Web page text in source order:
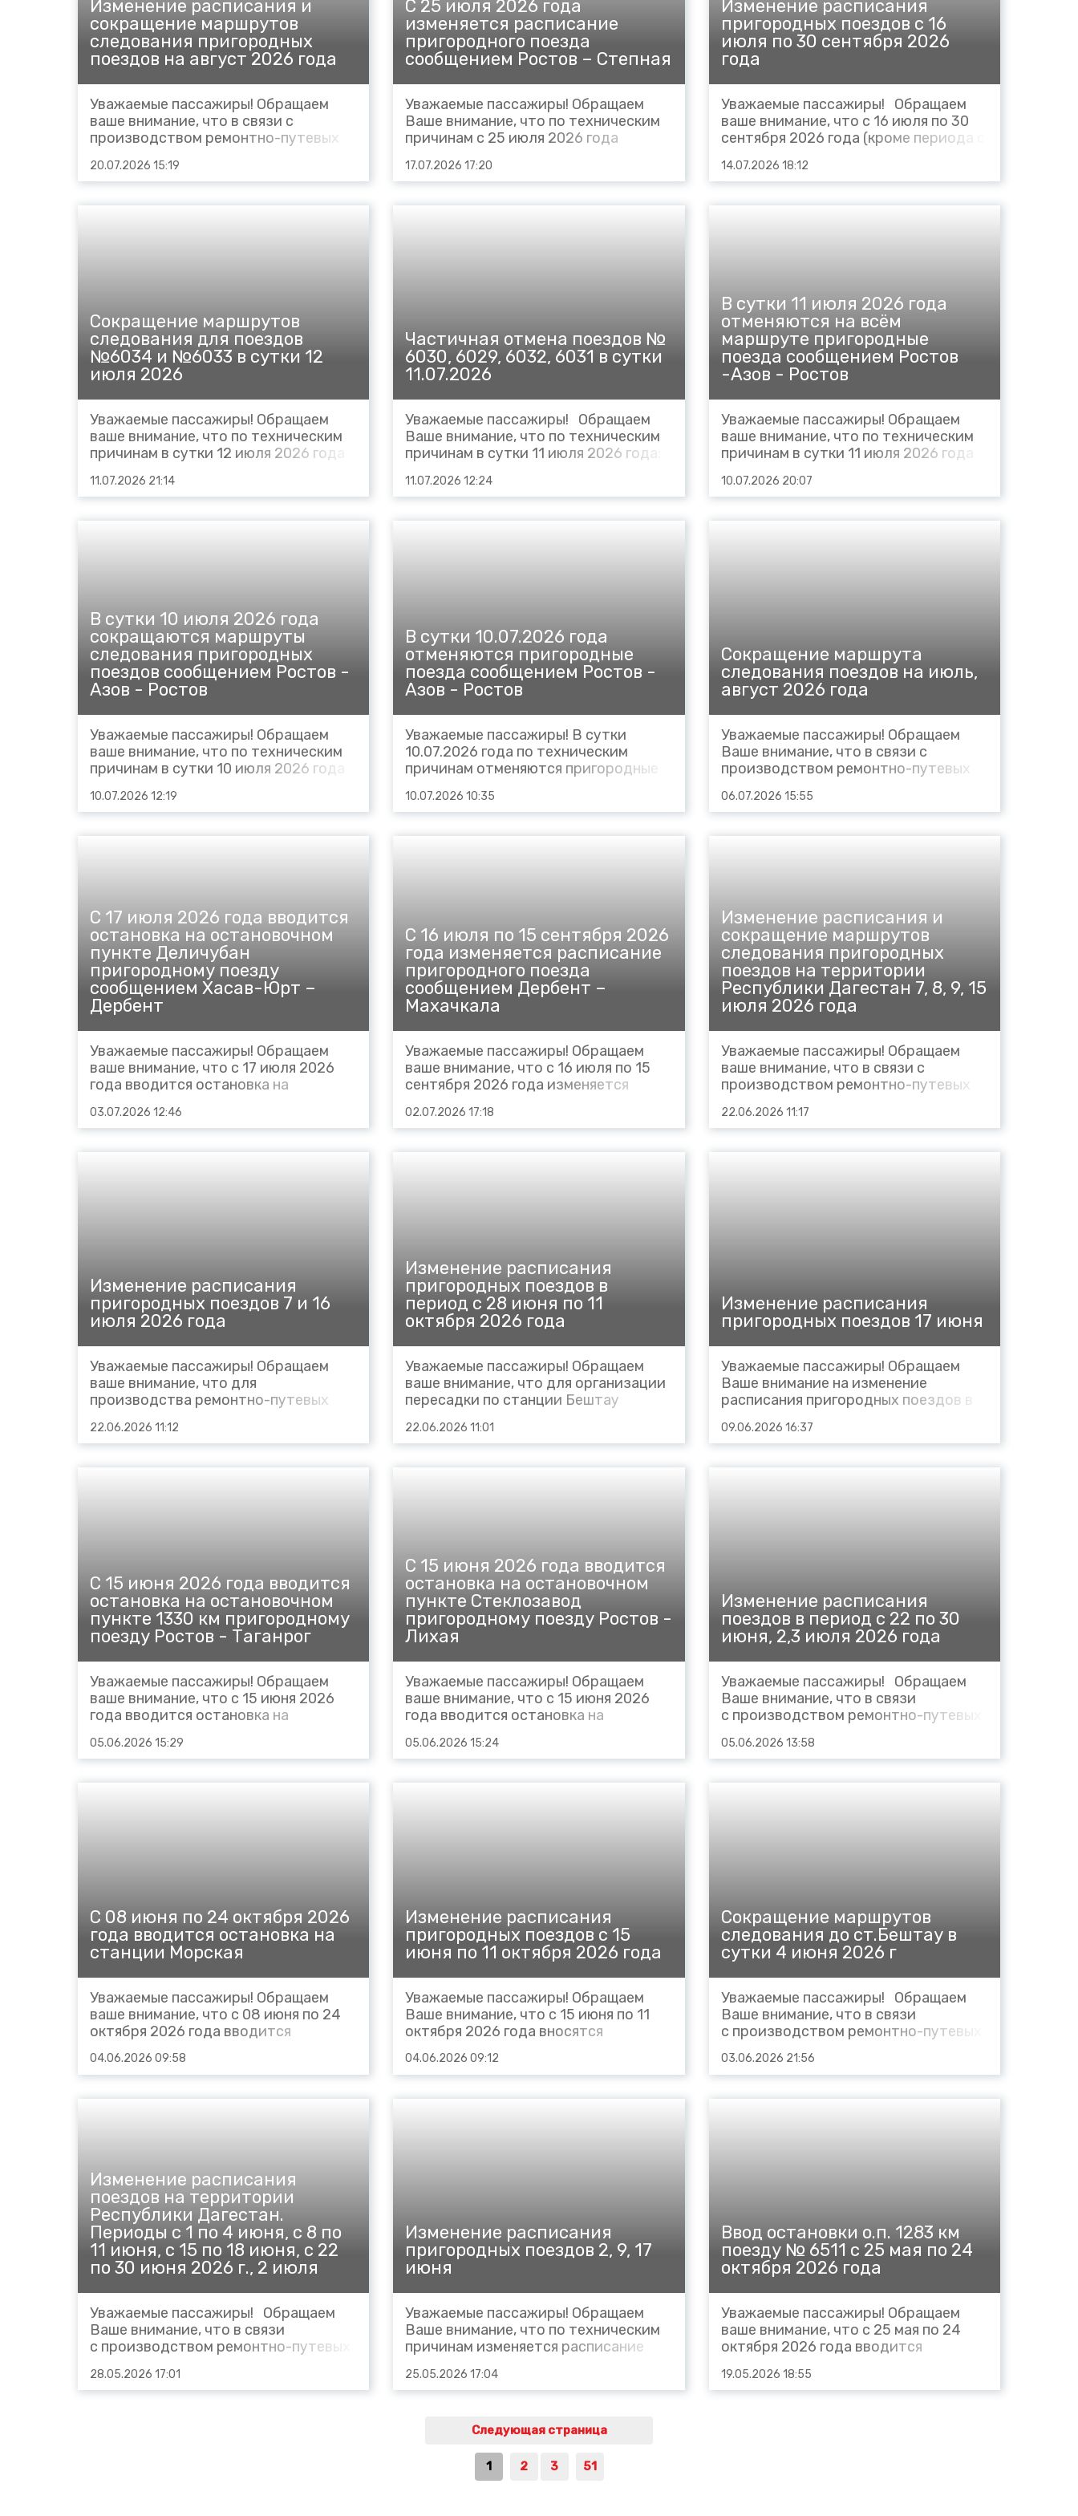
Cхемы обращения
пригородных поездов
Справочник по
остановочным пунктам и
Изменение расписания и
сокращение маршрутов
следования пригородных
поездов на август 2026 года
Уважаемые пассажиры! Обращаем
ваше внимание, что в связи с
производством ремонтно-путевых
следования пригородных поездов: в
сутки 1, 2, 3, 4, 5 августа 2026 года: №
6695 Дербент – Кизилюрт (вместо
20.07.2026 15:19
С 25 июля 2026 года
изменяется расписание
пригородного поезда
сообщением Ростов – Степная
Уважаемые пассажиры! Обращаем
Ваше внимание, что по техническим
причинам с 25 июля 2026 года
пригородного поезда №6060 Ростов
– Степная следующим порядком:
№6060 Ростов – Степная
17.07.2026 17:20
Изменение расписания
пригородных поездов с 16
июля по 30 сентября 2026
года
Уважаемые пассажиры! Обращаем
ваше внимание, что с 16 июля по 30
сентября 2026 года (кроме периода с
назначаются в ежедневном
обращении дополнительные
пригородные поезда следующим
14.07.2026 18:12
Сокращение маршрутов
следования для поездов
№6034 и №6033 в сутки 12
июля 2026
Уважаемые пассажиры! Обращаем
ваше внимание, что по техническим
причинам в сутки 12 июля 2026 года
пригородных поездов: № 6034
Ростов – Азов будет следовать до
ст. Кулешовский (отменён на участке
11.07.2026 21:14
Частичная отмена поездов №
6030, 6029, 6032, 6031 в сутки
11.07.2026
Уважаемые пассажиры! Обращаем
Ваше внимание, что по техническим
причинам в сутки 11 июля 2026 года:
пригородных поездов: № 6030
сообщением Ростов 17.17 –
Кулешовский 18.08 (вместо Ростов -
11.07.2026 12:24
В сутки 11 июля 2026 года
отменяются на всём
маршруте пригородные
поезда сообщением Ростов
-Азов - Ростов
Уважаемые пассажиры! Обращаем
ваше внимание, что по техническим
причинам в сутки 11 июля 2026 года
маршруте пригородные поезда: №
6028 Ростов – Азов, отправлением
со станции Ростов в 15:03,
10.07.2026 20:07
В сутки 10 июля 2026 года
сокращаются маршруты
следования пригородных
поездов сообщением Ростов -
Азов - Ростов
Уважаемые пассажиры! Обращаем
ваше внимание, что по техническим
причинам в сутки 10 июля 2026 года
пригородных поездов: № 6028
Ростов – Азов будет следовать до
станции Батайск (отменён на участке
10.07.2026 12:19
В сутки 10.07.2026 года
отменяются пригородные
поезда сообщением Ростов -
Азов - Ростов
Уважаемые пассажиры! В сутки
10.07.2026 года по техническим
причинам отменяются пригородные
(отправлением со ст. Ростов в 12:32,
прибытием на ст. Азов 13:40); № 6025
Азов – Ростов (отправлением со ст.
10.07.2026 10:35
Сокращение маршрута
следования поездов на июль,
август 2026 года
Уважаемые пассажиры! Обращаем
Ваше внимание, что в связи с
производством ремонтно-путевых
следования пригородных поездов: в
сутки 20, 21, 22, 23, 27, 28, 29, 30
июля, 3, 4, 5, 6 августа 2026 года: №
06.07.2026 15:55
С 17 июля 2026 года вводится
остановка на остановочном
пункте Деличубан
пригородному поезду
сообщением Хасав-Юрт –
Дербент
Уважаемые пассажиры! Обращаем
ваше внимание, что с 17 июля 2026
года вводится остановка на
пригородному поезду № 6602 Хасав-
Юрт – Дербент следующим
порядком: № 6602 Хасав-Юрт –
03.07.2026 12:46
C 16 июля по 15 сентября 2026
года изменяется расписание
пригородного поезда
сообщением Дербент –
Махачкала
Уважаемые пассажиры! Обращаем
ваше внимание, что с 16 июля по 15
сентября 2026 года изменяется
6699 сообщением Дербент –
Махачкала, отправление со станции
Дербент в 22.00 (вместо 21.16), ОП
02.07.2026 17:18
Изменение расписания и
сокращение маршрутов
следования пригородных
поездов на территории
Республики Дагестан 7, 8, 9, 15
июля 2026 года
Уважаемые пассажиры! Обращаем
ваше внимание, что в связи с
производством ремонтно-путевых
следования пригородных поездов: в
сутки 8 июля 2026 года: №6685
сообщением Дербент – Кизилюрт
22.06.2026 11:17
Изменение расписания
пригородных поездов 7 и 16
июля 2026 года
Уважаемые пассажиры! Обращаем
ваше внимание, что для
производства ремонтно-путевых
пригородных поездов: в сутки 7 июля
2026 года: № 6602 сообщением
Хасав-Юрт – Дербент отправлением
22.06.2026 11:12
Изменение расписания
пригородных поездов в
период с 28 июня по 11
октября 2026 года
Уважаемые пассажиры! Обращаем
ваше внимание, что для организации
пересадки по станции Бештау
поездов в период с 28 июня по 11
октября 2026 года №6326
Железноводск - Кисловодск,
22.06.2026 11:01
Изменение расписания
пригородных поездов 17 июня
Уважаемые пассажиры! Обращаем
Ваше внимание на изменение
расписания пригородных поездов в
Минеральные Воды – Буденновск,
отправление со станции
Минеральные Воды в 05.05 (вместо
09.06.2026 16:37
С 15 июня 2026 года вводится
остановка на остановочном
пункте 1330 км пригородному
поезду Ростов - Таганрог
Уважаемые пассажиры! Обращаем
ваше внимание, что с 15 июня 2026
года вводится остановка на
пригородному поезду № 6090
Ростов - Таганрог, в связи с чем
вносятся частичные корректировки в
05.06.2026 15:29
С 15 июня 2026 года вводится
остановка на остановочном
пункте Стеклозавод
пригородному поезду Ростов -
Лихая
Уважаемые пассажиры! Обращаем
ваше внимание, что с 15 июня 2026
года вводится остановка на
пригородному поезду № 6667
Ростов - Лихая, в связи с чем
вносятся частичные корректировки в
05.06.2026 15:24
Изменение расписания
поездов в период с 22 по 30
июня, 2,3 июля 2026 года
Уважаемые пассажиры! Обращаем
Ваше внимание, что в связи
с производством ремонтно-путевых
следования пригородных поездов: в
сутки 22 июня 2026 года: № 6695
Дербент – Кизилюрт (вместо
05.06.2026 13:58
С 08 июня по 24 октября 2026
года вводится остановка на
станции Морская
Уважаемые пассажиры! Обращаем
ваше внимание, что с 08 июня по 24
октября 2026 года вводится
пригородному поезду № 6527
Таганрог - Ростов, в связи с чем
вносятся частичные корректировки в
04.06.2026 09:58
Изменение расписания
пригородных поездов с 15
июня по 11 октября 2026 года
Уважаемые пассажиры! Обращаем
Ваше внимание, что с 15 июня по 11
октября 2026 года вносятся
курсирования поездов. Назначаются
курсированием по рабочим дням на
участке Кисловодск - Минеральные
04.06.2026 09:12
Сокращение маршрутов
следования до ст.Бештау в
сутки 4 июня 2026 г
Уважаемые пассажиры! Обращаем
Ваше внимание, что в связи
с производством ремонтно-путевых
Сокращается маршрут следования
пригородных поездов: №6335
сообщением Кисловодск - Бештау
03.06.2026 21:56
Изменение расписания
поездов на территории
Республики Дагестан.
Периоды с 1 по 4 июня, с 8 по
11 июня, с 15 по 18 июня, с 22
по 30 июня 2026 г., 2 июля
Уважаемые пассажиры! Обращаем
Ваше внимание, что в связи
с производством ремонтно-путевых
следования пригородных поездов: в
сутки 1 июня 2026 года: № 6695
28.05.2026 17:01
Изменение расписания
пригородных поездов 2, 9, 17
июня
Уважаемые пассажиры! Обращаем
Ваше внимание, что по техническим
причинам изменяется расписание
2026 года №6407 сообщением
Беслан – Минеральные Воды
поезда нр.6439/6407 Владикавказ –
25.05.2026 17:04
Ввод остановки о.п. 1283 км
поезду № 6511 с 25 мая по 24
октября 2026 года
Уважаемые пассажиры! Обращаем
ваше внимание, что с 25 мая по 24
октября 2026 года вводится
поезду № 6511 Таганрог - Ростов, в
связи с чем вносятся частичные
19.05.2026 18:55
Следующая страница
1 2 3 51